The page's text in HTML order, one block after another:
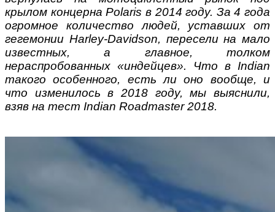
крылом концерна Polaris в 2014 году. За 4 года
огромное количество людей, уставших от
гегемонии Harley-Davidson, пересели на мало
известных, а главное, толком
нераспробованных «индейцев». Что в Indian
такого особенного, есть ли оно вообще, и
что изменилось в 2018 году, мы выяснили,
взяв на тест Indian Roadmaster 2018.